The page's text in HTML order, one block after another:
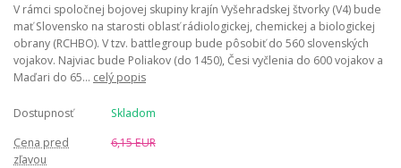
V rámci spoločnej bojovej skupiny krajín Vyšehradskej štvorky (V4) bude
mať Slovensko na starosti oblasť rádiologickej, chemickej a biologickej
obrany (RCHBO). V tzv. battlegroup bude pôsobiť do 560 slovenských
vojakov. Najviac bude Poliakov (do 1450), Česi vyčlenia do 600 vojakov a
Maďari do 65... celý popis
Dostupnosť
Skladom
Cena pred
zľavou
6,15 EUR